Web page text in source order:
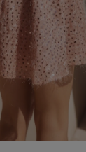
RĘKAWEM
RAMIĄCZKACH